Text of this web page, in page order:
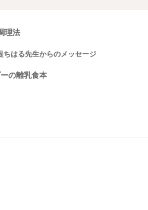
理法
ちはる先生からのメッセージ
の離乳食本